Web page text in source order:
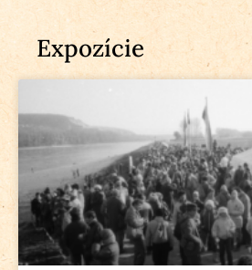
Expozície